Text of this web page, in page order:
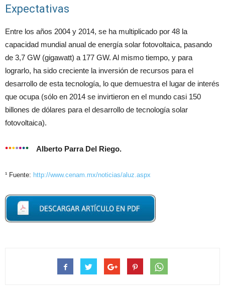
Expectativas
Entre los años 2004 y 2014, se ha multiplicado por 48 la
capacidad mundial anual de energía solar fotovoltaica, pasando
de 3,7 GW (gigawatt) a 177 GW. Al mismo tiempo, y para
lograrlo, ha sido creciente la inversión de recursos para el
desarrollo de esta tecnología, lo que demuestra el lugar de interés
que ocupa (sólo en 2014 se invirtieron en el mundo casi 150
billones de dólares para el desarrollo de tecnología solar
fotovoltaica).
Alberto Parra Del Riego.
¹ Fuente: http://www.cenam.mx/noticias/aluz.aspx